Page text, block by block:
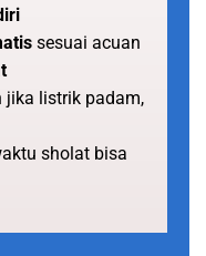
sesuai acuan
listrik padam,
sholat bisa